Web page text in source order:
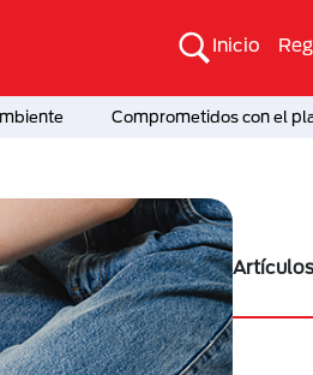
Inicio
Comprometidos con el